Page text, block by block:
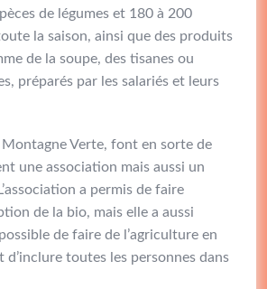
de légumes et 180 à 200
la saison, ainsi que des produits
de la soupe, des tisanes ou
préparés par les salariés et leurs
Montagne Verte, font en sorte de
une association mais aussi un
a permis de faire
de la bio, mais elle a aussi
de faire de l’agriculture en
d’inclure toutes les personnes dans